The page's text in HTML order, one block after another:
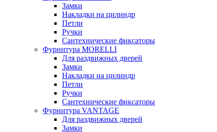
Замки
Накладки на цилиндр
Петли
Ручки
Сантехнические фиксаторы
Фурнитура MORELLI
Для раздвижных дверей
Замки
Накладки на цилиндр
Петли
Ручки
Сантехнические фиксаторы
Фурнитура VANTAGE
Для раздвижных дверей
Замки